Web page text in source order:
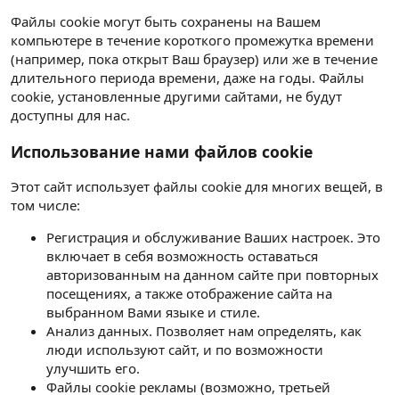
Файлы cookie могут быть сохранены на Вашем
компьютере в течение короткого промежутка времени
(например, пока открыт Ваш браузер) или же в течение
длительного периода времени, даже на годы. Файлы
cookie, установленные другими сайтами, не будут
доступны для нас.
Использование нами файлов cookie
Этот сайт использует файлы cookie для многих вещей, в
том числе:
Регистрация и обслуживание Ваших настроек. Это
включает в себя возможность оставаться
авторизованным на данном сайте при повторных
посещениях, а также отображение сайта на
выбранном Вами языке и стиле.
Анализ данных. Позволяет нам определять, как
люди используют сайт, и по возможности
улучшить его.
Файлы cookie рекламы (возможно, третьей